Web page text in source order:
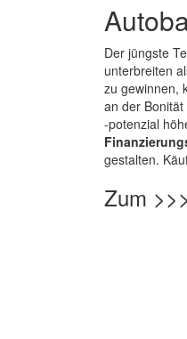
Der jüngste
unterbreiten
zu gewinnen,
an der
-potenzial
gestalten.
Zum >>>